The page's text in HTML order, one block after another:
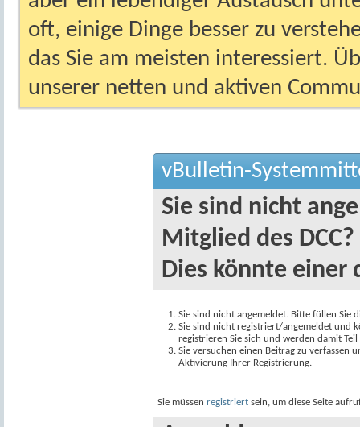
oft, einige Dinge besser zu
das Sie am meisten interessiert.
unserer netten und aktiven
vBulletin-
Sie sind nicht
Mitglied des DCC?
Dies könnte einer
Sie sind nicht angemeldet. Bitte füllen Sie
Sie sind nicht registriert/angemeldet und
registrieren Sie sich und werden damit
Sie versuchen einen Beitrag zu verfassen
Aktivierung Ihrer Registrierung.
Sie müssen registriert sein, um diese Seite